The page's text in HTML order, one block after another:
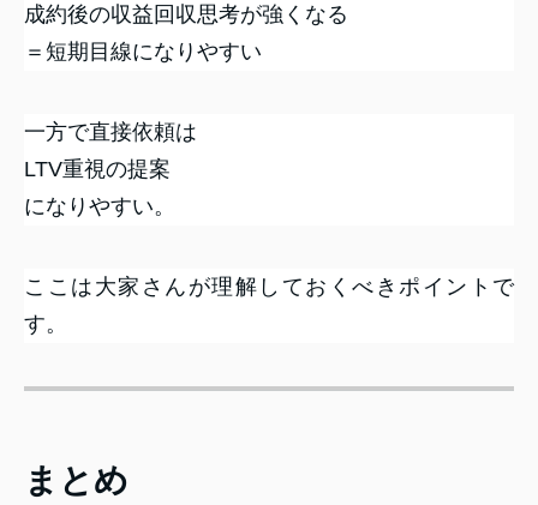
成約後の収益回収思考が強くなる
＝短期目線になりやすい
一方で直接依頼は
LTV重視の提案
になりやすい。
ここは大家さんが理解しておくべきポイントで
す。
まとめ